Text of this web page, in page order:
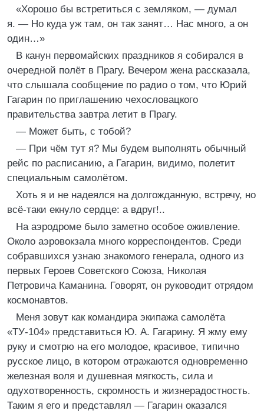
«Хорошо бы встретиться с земляком, — думал
я. — Но куда уж там, он так занят… Нас много, а он
один…»
В канун первомайских праздников я собирался в
очередной полёт в Прагу. Вечером жена рассказала,
что слышала сообщение по радио о том, что Юрий
Гагарин по приглашению чехословацкого
правительства завтра летит в Прагу.
— Может быть, с тобой?
— При чём тут я? Мы будем выполнять обычный
рейс по расписанию, а Гагарин, видимо, полетит
специальным самолётом.
Хоть я и не надеялся на долгожданную, встречу, но
всё-таки екнуло сердце: а вдруг!..
На аэродроме было заметно особое оживление.
Около аэровокзала много корреспондентов. Среди
собравшихся узнаю знакомого генерала, одного из
первых Героев Советского Союза, Николая
Петровича Каманина. Говорят, он руководит отрядом
космонавтов.
Меня зовут как командира экипажа самолёта
«ТУ-104» представиться Ю. А. Гагарину. Я жму ему
руку и смотрю на его молодое, красивое, типично
русское лицо, в котором отражаются одновременно
железная воля и душевная мягкость, сила и
одухотворенность, скромность и жизнерадостность.
Таким я его и представлял — Гагарин оказался